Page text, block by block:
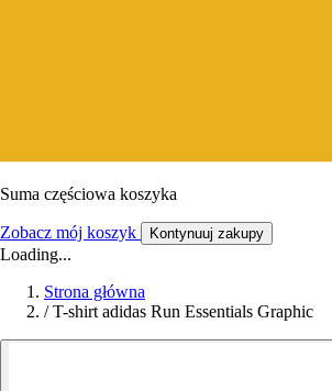
Suma częściowa koszyka
Zobacz mój koszyk Kontynuuj zakupy
Loading...
Strona główna
/ T-shirt adidas Run Essentials Graphic